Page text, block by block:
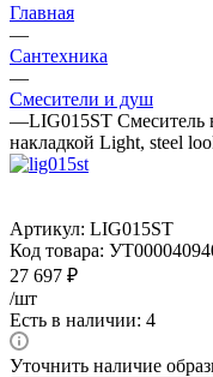
Главная
—
Сантехника
—
Смесители и душ
—LIG015ST Смеситель
накладкой Light, steel
Артикул: LIG015ST
Код товара:
27 697 ₽
/шт
Есть в наличии: 4
Уточнить наличие